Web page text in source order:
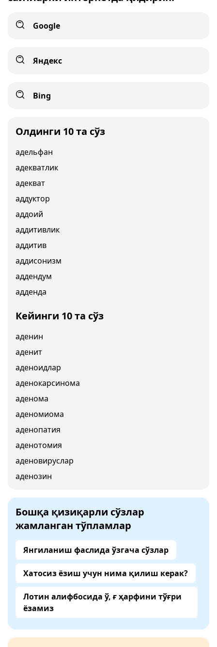
Google
Яндекс
Bing
Олдинги 10 та сўз
адельфан
адекватлик
адекват
аддуктор
аддоий
аддитивлик
аддитив
аддисонизм
аддендум
адденда
Кейинги 10 та сўз
аденин
аденит
аденоидлар
аденокарсинома
аденома
аденомиома
аденопатия
аденотомия
аденовируслар
аденозин
Бошқа қизиқарли сўзлар
жамланган тўпламлар
Янгиланиш фаслида ўзгача сўзлар
Хатосиз ёзиш учун нима қилиш керак?
Лотин алифбосида ў, ғ ҳарфини тўғри
ёзамиз